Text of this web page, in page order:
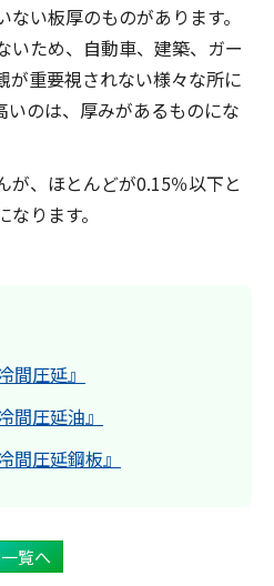
い板厚のものがあります。
いため、自動車、建築、ガー
が重要視されない様々な所に
いのは、厚みがあるものにな
が、ほとんどが0.15％以下と
ります。
間圧延』
間圧延油』
間圧延鋼板』
一覧へ